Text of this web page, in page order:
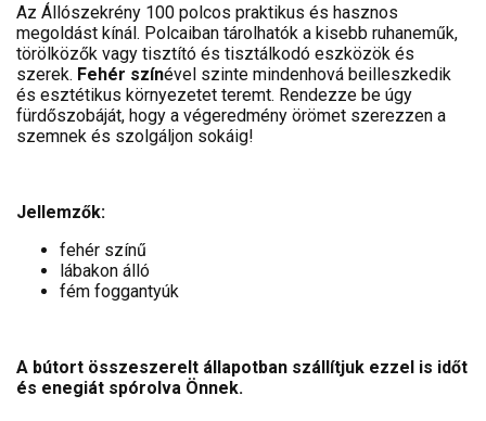
Az Állószekrény 100 polcos praktikus és hasznos
megoldást kínál. Polcaiban tárolhatók a kisebb ruhaneműk,
törölközők vagy tisztító és tisztálkodó eszközök és
szerek. Fehér színével szinte mindenhová beilleszkedik
és esztétikus környezetet teremt. Rendezze be úgy
fürdőszobáját, hogy a végeredmény örömet szerezzen a
szemnek és szolgáljon sokáig!
Jellemzők:
fehér színű
lábakon álló
fém foggantyúk
A bútort összeszerelt állapotban szállítjuk ezzel is időt
és enegiát spórolva Önnek.